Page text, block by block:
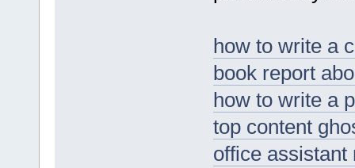
how to write a
book report
how to write a
top content
office assistant